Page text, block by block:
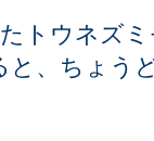
トウネズ
と、ちょう